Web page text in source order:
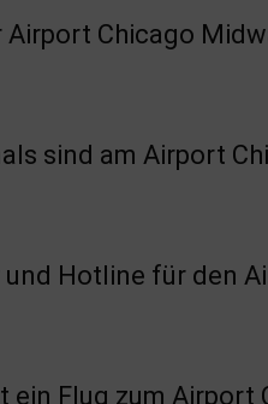
Airport Chicago
sind am Airport
Hotline für den
ein Flug zum Airport